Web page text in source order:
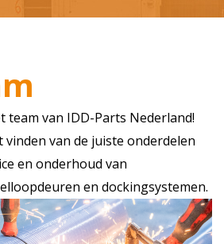
team van IDD-Parts Nederland!
van de juiste onderdelen
en onderhoud van
en dockingsystemen.